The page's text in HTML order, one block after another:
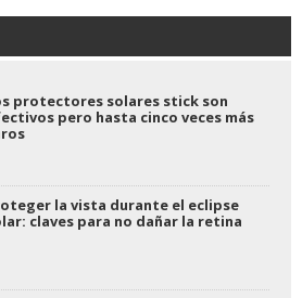
protectores solares stick son
pero hasta cinco veces más
la vista durante el eclipse
claves para no dañar la retina